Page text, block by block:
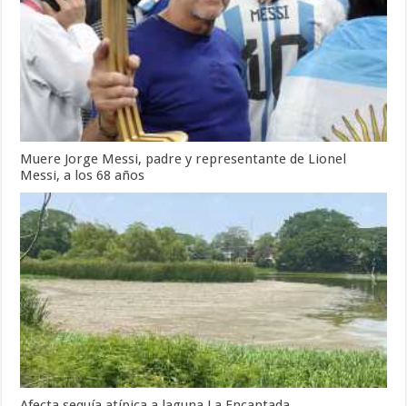
Muere Jorge Messi, padre y representante de Lionel
Messi, a los 68 años